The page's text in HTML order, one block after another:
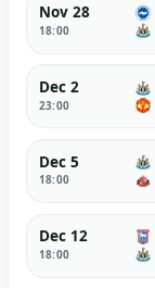
Nov 28
18:00
Dec 2
23:00
Dec 5
18:00
Dec 12
18:00